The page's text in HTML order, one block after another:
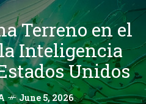
Terreno en el
Inteligencia
Unidos
June 5, 2026